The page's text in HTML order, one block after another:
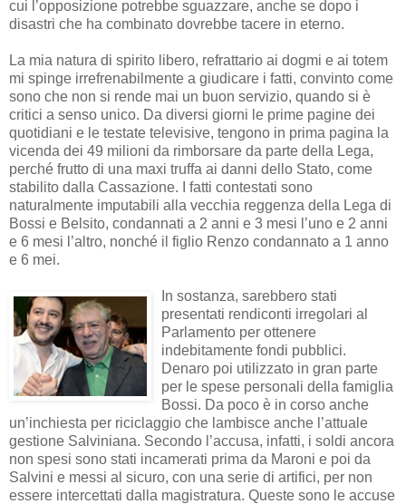
cui l’opposizione potrebbe sguazzare, anche se dopo i
disastri che ha combinato dovrebbe tacere in eterno.
La mia natura di spirito libero, refrattario ai dogmi e ai totem
mi spinge irrefrenabilmente a giudicare i fatti, convinto come
sono che non si rende mai un buon servizio, quando si è
critici a senso unico. Da diversi giorni le prime pagine dei
quotidiani e le testate televisive, tengono in prima pagina la
vicenda dei 49 milioni da rimborsare da parte della Lega,
perché frutto di una maxi truffa ai danni dello Stato, come
stabilito dalla Cassazione. I fatti contestati sono
naturalmente imputabili alla vecchia reggenza della Lega di
Bossi e Belsito, condannati a 2 anni e 3 mesi l’uno e 2 anni
e 6 mesi l’altro, nonché il figlio Renzo condannato a 1 anno
e 6 mei.
In sostanza, sarebbero stati
presentati rendiconti irregolari al
Parlamento per ottenere
indebitamente fondi pubblici.
Denaro poi utilizzato in gran parte
per le spese personali della famiglia
Bossi. Da poco è in corso anche
un’inchiesta per riciclaggio che lambisce anche l’attuale
gestione Salviniana. Secondo l’accusa, infatti, i soldi ancora
non spesi sono stati incamerati prima da Maroni e poi da
Salvini e messi al sicuro, con una serie di artifici, per non
essere intercettati dalla magistratura. Queste sono le accuse